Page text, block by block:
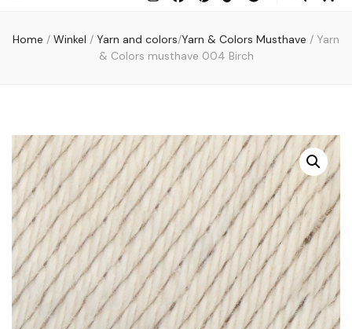
Home / Winkel / Yarn and colors/Yarn & Colors Musthave / Yarn
& Colors musthave 004 Birch